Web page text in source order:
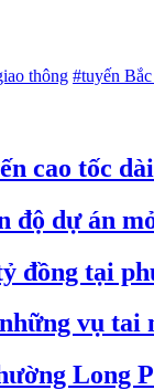
thông #tuyến
cao tốc
độ dự án
đồng tại
vụ
Long